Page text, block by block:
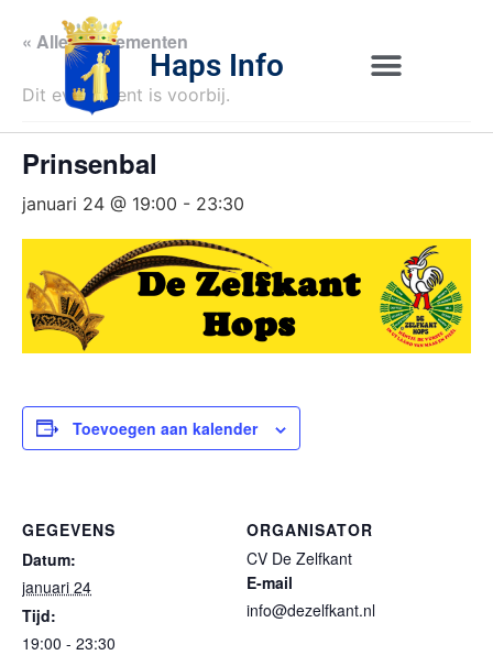
Haps Info
« Alle Evenementen
Dit evenement is voorbij.
Prinsenbal
januari 24 @ 19:00 - 23:30
Toevoegen aan kalender
GEGEVENS
Datum:
januari 24
Tijd:
19:00 - 23:30
ORGANISATOR
CV De Zelfkant
E-mail
info@dezelfkant.nl